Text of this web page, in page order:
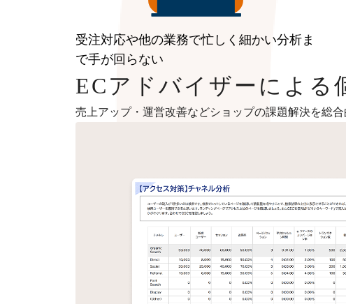
受注対応や他の業務で忙しく細かい分析ま
で手が回らない
ECアドバイザーによる
売上アップ・運営改善などショップの課題解決を総合